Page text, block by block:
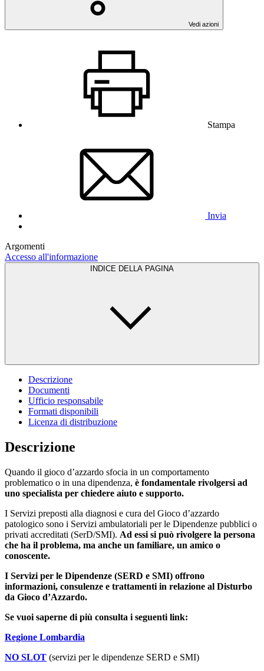
Vedi azioni
Stampa
Invia
Argomenti
Accesso all'informazione
INDICE DELLA PAGINA
Descrizione
Documenti
Ufficio responsabile
Formati disponibili
Licenza di distribuzione
Descrizione
Quando il gioco d’azzardo sfocia in un comportamento
problematico o in una dipendenza, è fondamentale rivolgersi ad
uno specialista per chiedere aiuto e supporto.
I Servizi preposti alla diagnosi e cura del Gioco d’azzardo
patologico sono i Servizi ambulatoriali per le Dipendenze pubblici o
privati accreditati (SerD/SMI). Ad essi si può rivolgere la persona
che ha il problema, ma anche un familiare, un amico o
conoscente.
I Servizi per le Dipendenze (SERD e SMI) offrono
informazioni, consulenze e trattamenti in relazione al Disturbo
da Gioco d’Azzardo.
Se vuoi saperne di più consulta i seguenti link:
Regione Lombardia
NO SLOT (servizi per le dipendenze SERD e SMI)